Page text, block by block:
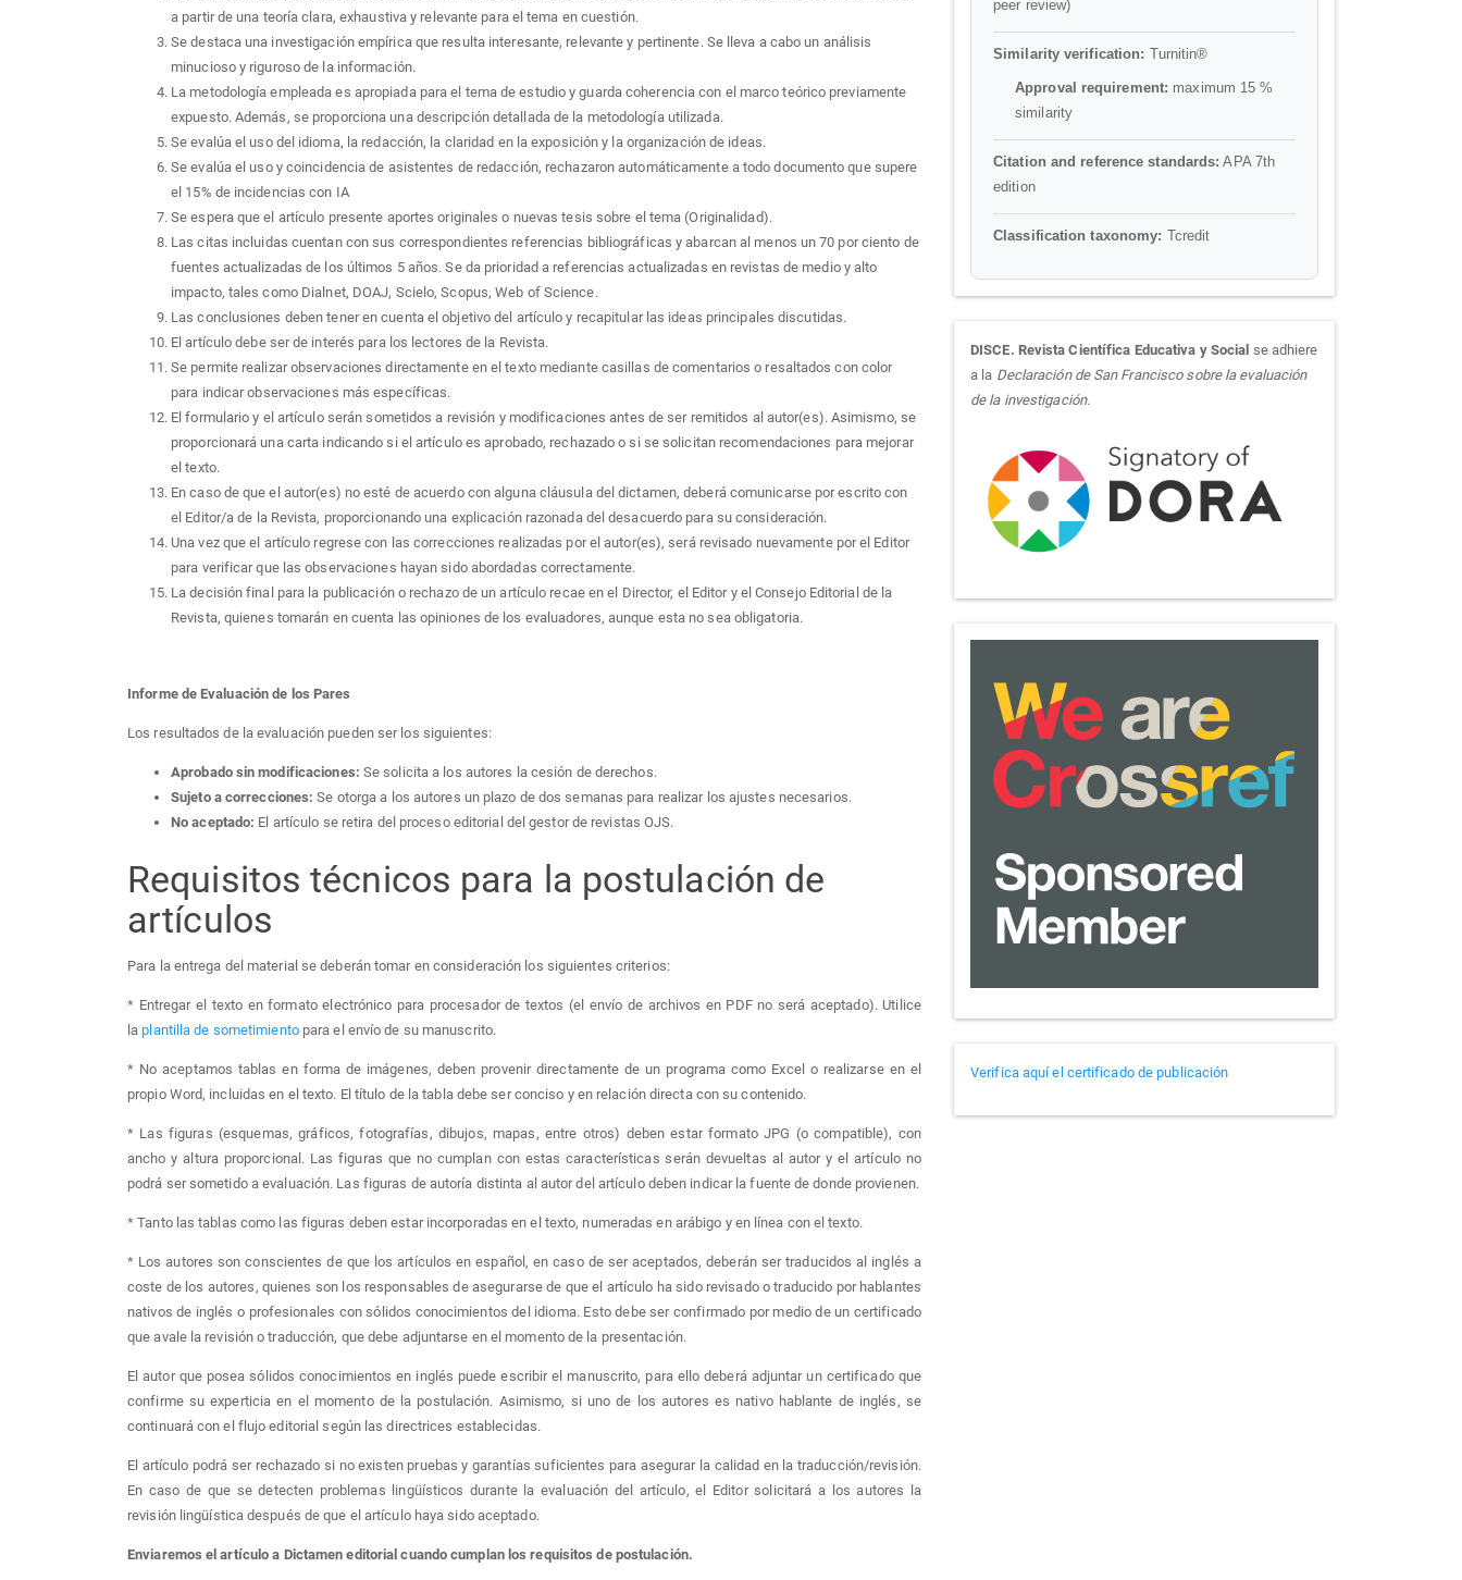
a partir de una teoría clara, exhaustiva y relevante para el tema en cuestión.
Se destaca una investigación empírica que resulta interesante, relevante y pertinente. Se lleva a cabo un análisis
minucioso y riguroso de la información.
La metodología empleada es apropiada para el tema de estudio y guarda coherencia con el marco teórico previamente
expuesto. Además, se proporciona una descripción detallada de la metodología utilizada.
Se evalúa el uso del idioma, la redacción, la claridad en la exposición y la organización de ideas.
Se evalúa el uso y coincidencia de asistentes de redacción, rechazaron automáticamente a todo documento que supere
el 15% de incidencias con IA
Se espera que el artículo presente aportes originales o nuevas tesis sobre el tema (Originalidad).
Las citas incluidas cuentan con sus correspondientes referencias bibliográficas y abarcan al menos un 70 por ciento de
fuentes actualizadas de los últimos 5 años. Se da prioridad a referencias actualizadas en revistas de medio y alto
impacto, tales como Dialnet, DOAJ, Scielo, Scopus, Web of Science.
Las conclusiones deben tener en cuenta el objetivo del artículo y recapitular las ideas principales discutidas.
El artículo debe ser de interés para los lectores de la Revista.
Se permite realizar observaciones directamente en el texto mediante casillas de comentarios o resaltados con color
para indicar observaciones más específicas.
El formulario y el artículo serán sometidos a revisión y modificaciones antes de ser remitidos al autor(es). Asimismo, se
proporcionará una carta indicando si el artículo es aprobado, rechazado o si se solicitan recomendaciones para mejorar
el texto.
En caso de que el autor(es) no esté de acuerdo con alguna cláusula del dictamen, deberá comunicarse por escrito con
el Editor/a de la Revista, proporcionando una explicación razonada del desacuerdo para su consideración.
Una vez que el artículo regrese con las correcciones realizadas por el autor(es), será revisado nuevamente por el Editor
para verificar que las observaciones hayan sido abordadas correctamente.
La decisión final para la publicación o rechazo de un artículo recae en el Director, el Editor y el Consejo Editorial de la
Revista, quienes tomarán en cuenta las opiniones de los evaluadores, aunque esta no sea obligatoria.
Informe de Evaluación de los Pares
Los resultados de la evaluación pueden ser los siguientes:
Aprobado sin modificaciones: Se solicita a los autores la cesión de derechos.
Sujeto a correcciones: Se otorga a los autores un plazo de dos semanas para realizar los ajustes necesarios.
No aceptado: El artículo se retira del proceso editorial del gestor de revistas OJS.
Requisitos técnicos para la postulación de
artículos
Para la entrega del material se deberán tomar en consideración los siguientes criterios:
* Entregar el texto en formato electrónico para procesador de textos (el envío de archivos en PDF no será aceptado). Utilice
laplantilla de sometimientopara el envío de su manuscrito.
* No aceptamos tablas en forma de imágenes, deben provenir directamente de un programa como Excel o realizarse en el
propio Word, incluidas en el texto. El título de la tabla debe ser conciso y en relación directa con su contenido.
* Las figuras (esquemas, gráficos, fotografías, dibujos, mapas, entre otros) deben estar formato JPG (o compatible), con
ancho y altura proporcional. Las figuras que no cumplan con estas características serán devueltas al autor y el artículo no
podrá ser sometido a evaluación. Las figuras de autoría distinta al autor del artículo deben indicar la fuente de donde provienen.
* Tanto las tablas como las figuras deben estar incorporadas en el texto, numeradas en arábigo y en línea con el texto.
* Los autores son conscientes de que los artículos en español, en caso de ser aceptados, deberán ser traducidos al inglés a
coste de los autores, quienes son los responsables de asegurarse de que el artículo ha sido revisado o traducido por hablantes
nativos de inglés o profesionales con sólidos conocimientos del idioma. Esto debe ser confirmado por medio de un certificado
que avale la revisión o traducción, que debe adjuntarse en el momento de la presentación.
El autor que posea sólidos conocimientos en inglés puede escribir el manuscrito, para ello deberá adjuntar un certificado que
confirme su experticia en el momento de la postulación. Asimismo, si uno de los autores es nativo hablante de inglés, se
continuará con el flujo editorial según las directrices establecidas.
El artículo podrá ser rechazado si no existen pruebas y garantías suficientes para asegurar la calidad en la traducción/revisión.
En caso de que se detecten problemas lingüísticos durante la evaluación del artículo, el Editor solicitará a los autores la
revisión lingüística después de que el artículo haya sido aceptado.
Enviaremos el artículo a Dictamen editorial cuando cumplan los requisitos de postulación.
peer review)
Similarity verification: Turnitin®
Approval requirement: maximum 15 %
similarity
Citation and reference standards: APA 7th
edition
Classification taxonomy: Tcredit
sora
DISCE. Revista Científica Educativa y Social se adhiere
a la Declaración de San Francisco sobre la evaluación
de la investigación.
are-
crossref
Verificador
de
Verifica aquí el certificado de publicación